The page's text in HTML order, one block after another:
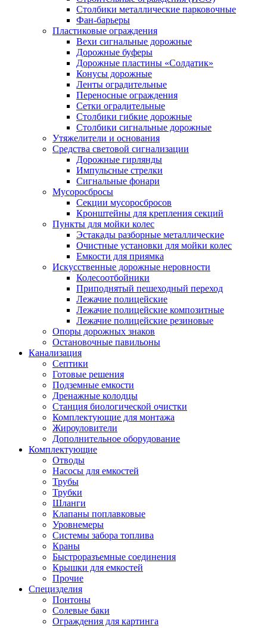
Столбики металлические парковочные
Фан-барьеры
Пластиковые ограждения
Вехи сигнальные дорожные
Дорожные буферы
Дорожные пластины «Солдатик»
Конусы дорожные
Ленты оградительные
Переносные ограждения
Сетки оградительные
Столбики гибкие дорожные
Столбики сигнальные дорожные
Утяжелители и основания
Средства световой сигнализации
Дорожные гирлянды
Импульсные стрелки
Сигнальные фонари
Мусоросбросы
Секции мусоросбросов
Кронштейны для крепления секций
Пункты для мойки колес
Эстакады разборные металлические
Очистные установки для мойки колес
Емкости для приямка
Искусственные дорожные неровности
Колесоотбойники
Приподнятый пешеходный переход
Лежачие полицейские
Лежачие полицейские композитные
Лежачие полицейские резиновые
Опоры дорожных знаков
Остановочные павильоны
Канализация
Септики
Готовые решения
Подземные емкости
Дренажные колодцы
Станция биологической очистки
Комплектующие для монтажа
Жироуловители
Дополнительное оборудование
Комплектующие
Отводы
Насосы для емкостей
Трубы
Трубки
Шланги
Клапаны поплавковые
Уровнемеры
Системы забора топлива
Краны
Быстроразъемные соединения
Крышки для емкостей
Прочие
Специзделия
Понтоны
Солевые баки
Ограждения для картинга